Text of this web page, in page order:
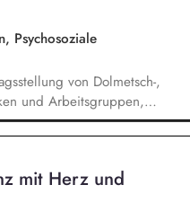
Psychosoziale
von Dolmetsch-,
und Arbeitsgruppen,
mit Herz und